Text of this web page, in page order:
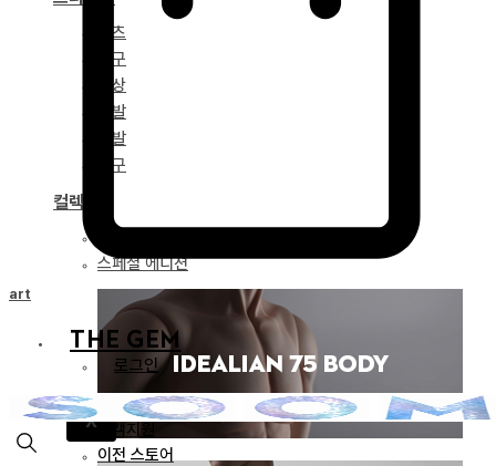
파츠
안구
의상
가발
신발
도구
컬렉션
스페셜 에디션
THE GEM
로그인
X
공지
고객지원
이전 스토어